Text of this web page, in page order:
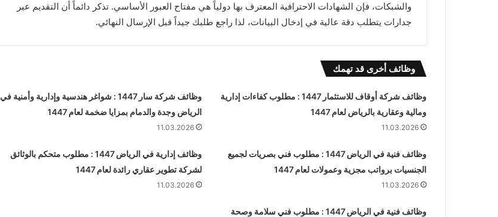
والشبكات، فإن الشهادات الاحترافية المعترف بها دولياً هي مفتاح العبور الأساسي. تذكر دائماً أن التقديم عبر
جدارات يتطلب دقة عالية في إدخال البيانات، لذا راجع طلبك جيداً قبل الإرسال النهائي.
وظائف أخرى قد تهمك
وظائف شركة أوقاف للاستثمار 1447 : مطلوب كفاءات إدارية
ومالية وعقارية بالرياض لعام 1447
11.03.2026
وظائف شركة سار 1447 : شواغر هندسية وإدارية وأمنية في
الرياض وجدة والدمام بمزايا ضخمة لعام 1447
11.03.2026
وظائف فنية في الرياض 1447 : مطلوب فني بصريات لجميع
الجنسيات برواتب مجزية وعمولات لعام 1447
11.03.2026
وظائف إدارية في الرياض 1447 : مطلوب متحكم بالوثائق
لشركة تطوير عقاري رائدة لعام 1447
11.03.2026
وظائف فنية في الرياض 1447 : مطلوب فني سلامة وصحة